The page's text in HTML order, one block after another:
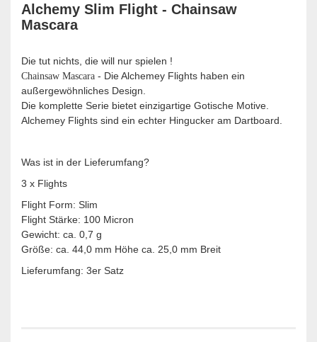
Alchemy Slim Flight - Chainsaw
Mascara
Die tut nichts, die will nur spielen !
Chainsaw Mascara - Die Alchemey Flights haben ein
außergewöhnliches Design.
Die komplette Serie bietet einzigartige Gotische Motive.
Alchemey Flights sind ein echter Hingucker am Dartboard.
Was ist in der Lieferumfang?
3 x Flights
Flight Form: Slim
Flight Stärke: 100 Micron
Gewicht: ca. 0,7 g
Größe: ca. 44,0 mm Höhe ca. 25,0 mm Breit
Lieferumfang: 3er Satz